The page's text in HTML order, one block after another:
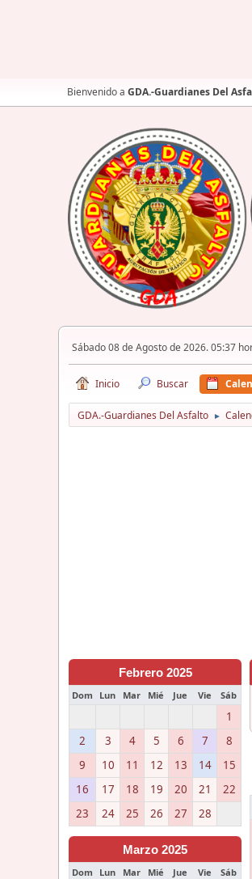
Bienvenido a GDA.-Guardianes Del
Sábado 08 de Agosto de 2026. 05:37
Inicio Buscar
GDA.-Guardianes Del Asfalto ►
Febrero 2025
Dom Lun Mar Mié Jue Vie Sáb
1
2
3 4 5 6 7
8
9
10 11 12 13 14
15
16
17 18 19 20 21
22
23
24 25 26 27 28
Marzo 2025
Dom Lun Mar Mié Jue Vie Sáb